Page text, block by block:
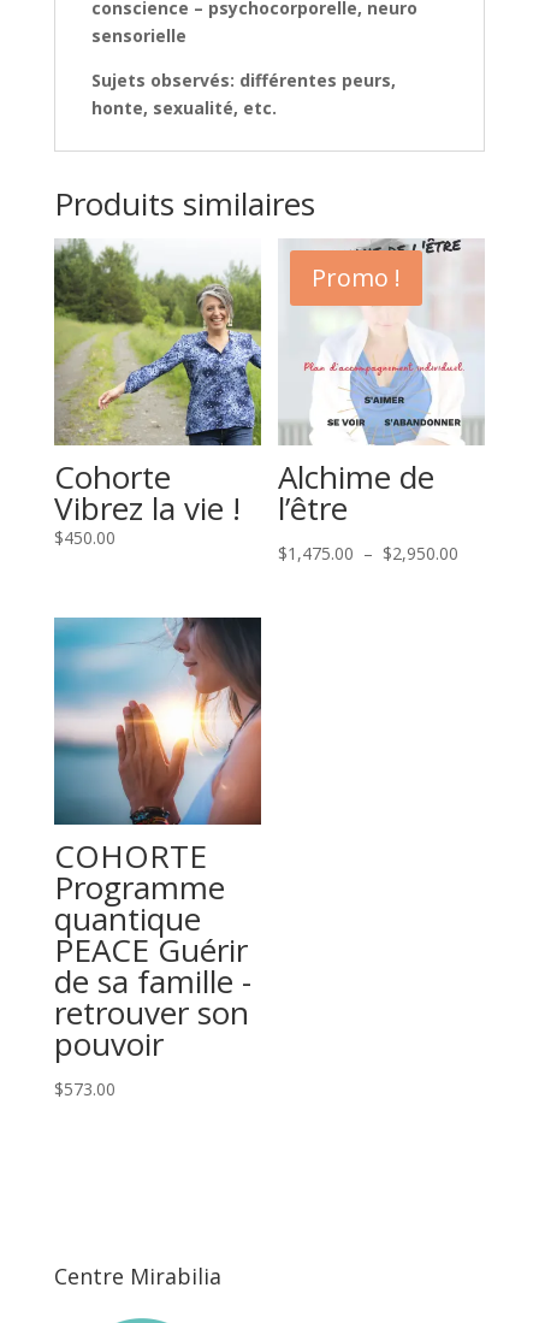
conscience – psychocorporelle, neuro
sensorielle
Sujets observés: différentes peurs,
honte, sexualité, etc.
Produits similaires
Cohorte
Vibrez la vie !
$450.00
Promo !
Alchime de
l’être
$1,475.00 – $2,950.00
COHORTE
Programme
quantique
PEACE Guérir
de sa famille -
retrouver son
pouvoir
$573.00
Centre Mirabilia